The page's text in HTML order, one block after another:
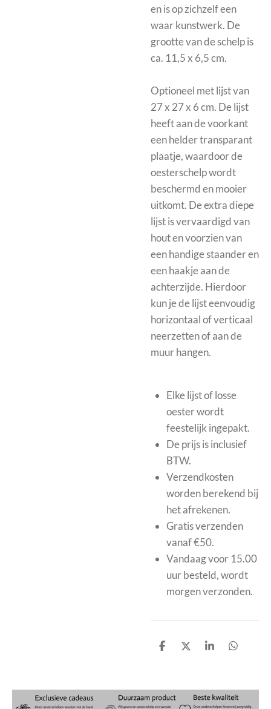
en is op zichzelf een
waar kunstwerk. De
grootte van de schelp is
ca. 11,5 x 6,5 cm.
Optioneel metlijst van
27 x 27 x 6 cm. De lijst
heeft aan de voorkant
een helder transparant
plaatje, waardoor de
oesterschelp wordt
beschermd en mooier
uitkomt. De extra diepe
lijst is vervaardigd van
hout en voorzien van
een handige staander en
een haakje aan de
achterzijde. Hierdoor
kun je de lijst eenvoudig
horizontaal of verticaal
neerzetten of aan de
muur hangen.
Elke lijst of losse
oester wordt
feestelijk ingepakt.
De prijs is inclusief
BTW.
Verzendkosten
worden berekend bij
het afrekenen.
Gratis verzenden
vanaf €50.
Vandaag voor 15.00
uur besteld, wordt
morgen verzonden.
D
n
D
S
e
D
n